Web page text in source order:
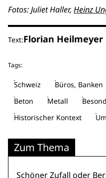
Fotos: Juliet Haller, Heinz
Text:Florian Heilmeyer
Tags:
Schweiz Büros, Banken
Beton
Metall
Historischer Kontext
Zum Thema
Schöner Zufall oder